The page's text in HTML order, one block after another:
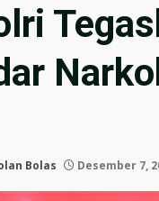
Bolas Desember 7,